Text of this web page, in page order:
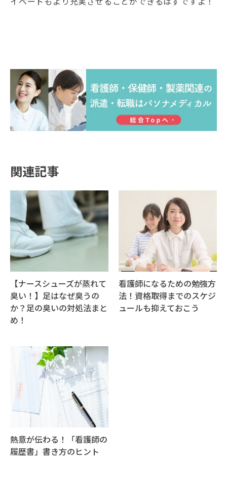
関連記事
【ナースシューズが蒸れて
臭い！】足はなぜ臭うの
か？足の臭いの対処法まと
め！
看護師になるための勉強方
法！資格取得までのスケジ
ュールも抑えておこう
熱意が伝わる！「看護師の
履歴書」書き方のヒント